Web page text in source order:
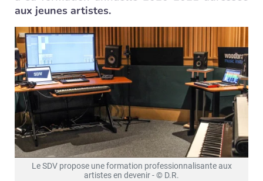
aux jeunes artistes.
Le SDV propose une formation professionnalisante aux
artistes en devenir - © D.R.